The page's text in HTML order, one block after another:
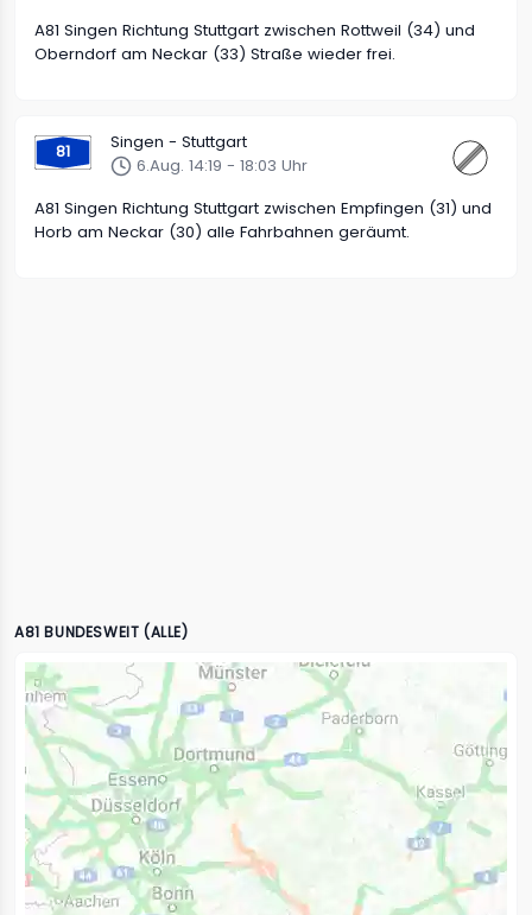
A81 Singen Richtung Stuttgart zwischen Rottweil (34) und
Oberndorf am Neckar (33) Straße wieder frei.
81
Singen - Stuttgart
6.Aug. 14:19 - 18:03 Uhr
A81 Singen Richtung Stuttgart zwischen Empfingen (31) und
Horb am Neckar (30) alle Fahrbahnen geräumt.
A81 BUNDESWEIT (ALLE)